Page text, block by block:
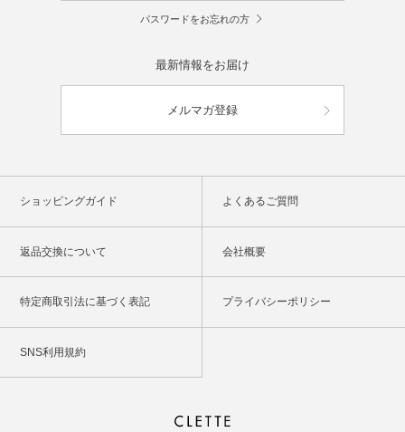
パスワードをお忘れの方
最新情報をお届け
メルマガ登録
ショッピングガイド よくあるご質問
返品交換について 会社概要
特定商取引法に基づく表記 プライバシーポリシー
SNS利用規約